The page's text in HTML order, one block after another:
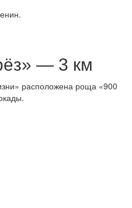
— 3 км
расположена роща «900